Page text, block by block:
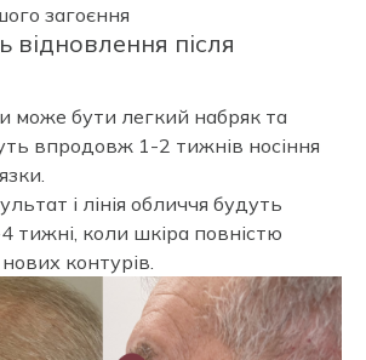
загоєння
відновлення після
може бути легкий набряк та
впродовж 1-2 тижнів носіння
і лінія обличчя будуть
тижні, коли шкіра повністю
контурів.